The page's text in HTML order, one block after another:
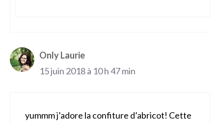
Only Laurie
15 juin 2018 à 10 h 47 min
yummm j’adore la confiture d’abricot! Cette